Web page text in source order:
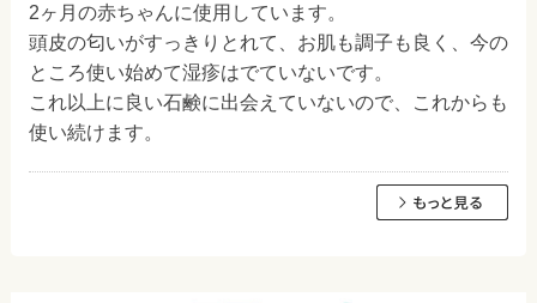
2ヶ月の赤ちゃんに使用しています。
頭皮の匂いがすっきりとれて、お肌も調子も良く、今の
ところ使い始めて湿疹はでていないです。
これ以上に良い石鹸に出会えていないので、これからも
使い続けます。